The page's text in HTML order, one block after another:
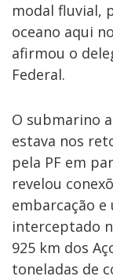
modal fluvial,
oceano aqui
afirmou o
Federal.
O submarino
estava nos
pela PF em
revelou
embarcação
interceptado
925 km dos
toneladas de